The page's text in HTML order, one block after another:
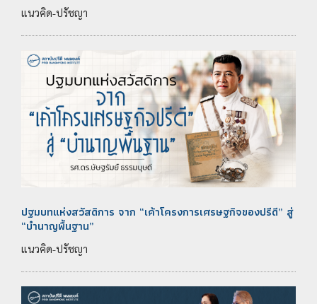
แนวคิด-ปรัชญา
ปฐมบทแห่งสวัสดิการ จาก “เค้าโครงการเศรษฐกิจของปรีดี” สู่
“บำนาญพื้นฐาน”
แนวคิด-ปรัชญา